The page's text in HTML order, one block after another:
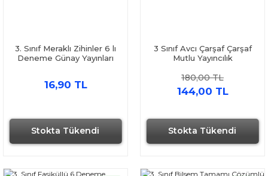
Stokta Tükendi
3. Sınıf Meraklı Zihinler 6 lı
Deneme Günay Yayınları
16,90 TL
Stokta Tükendi
3 Sınıf Avcı Çarşaf Çarşaf
Mutlu Yayıncılık
180,00 TL
144,00 TL